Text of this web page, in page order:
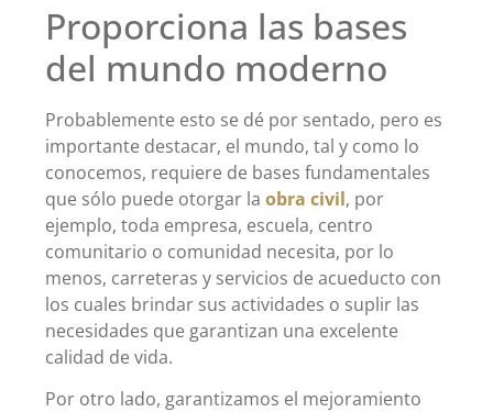
Proporciona las bases
del mundo moderno
Probablemente esto se dé por sentado, pero es
importante destacar, el mundo, tal y como lo
conocemos, requiere de bases fundamentales
que sólo puede otorgar la obra civil, por
ejemplo, toda empresa, escuela, centro
comunitario o comunidad necesita, por lo
menos, carreteras y servicios de acueducto con
los cuales brindar sus actividades o suplir las
necesidades que garantizan una excelente
calidad de vida.
Por otro lado, garantizamos el mejoramiento